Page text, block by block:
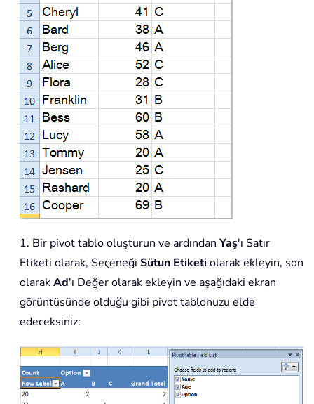
1. Bir pivot tablo oluşturun ve ardından Yaş'ı Satır
Etiketi olarak, Seçeneği Sütun Etiketi olarak ekleyin, son
olarakAd'ı Değer olarak ekleyin ve aşağıdaki ekran
görüntüsünde olduğu gibi pivot tablonuzu elde
edeceksiniz: